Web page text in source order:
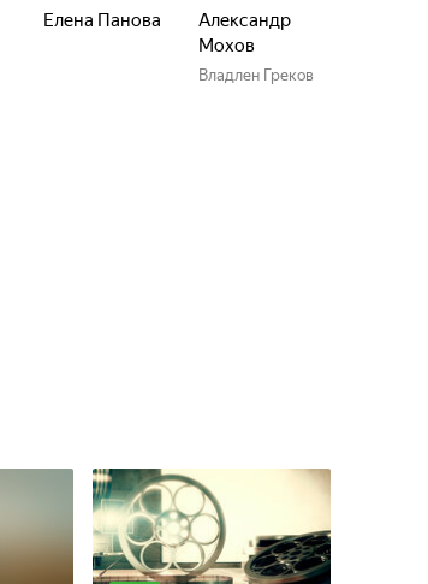
Елена Панова
Александр
Мохов
Владлен Греков